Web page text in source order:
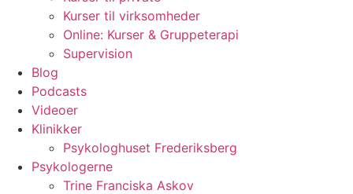
Kurser til virksomheder
Online: Kurser & Gruppeterapi
Supervision
Blog
Podcasts
Videoer
Klinikker
Psykologhuset Frederiksberg
Psykologerne
Trine Franciska Askov